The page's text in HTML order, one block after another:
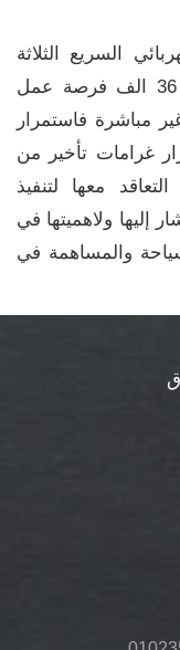
السريع الثلاثة
توفر فرص عمل مباشرة تبلغ حوالي 36 الف فرصة عمل
غير مباشرة فاستمرار
غرامات تأخير من
معها لتنفيذ
ولاهميتها في
والمساهمة في